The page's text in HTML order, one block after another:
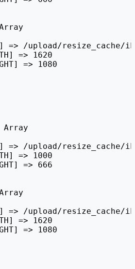
=> /upload/resize_cache/
=> 1620
=> 1080
Array
=> /upload/resize_cache/
=> 1000
=> 666
=> /upload/resize_cache/
=> 1620
=> 1080